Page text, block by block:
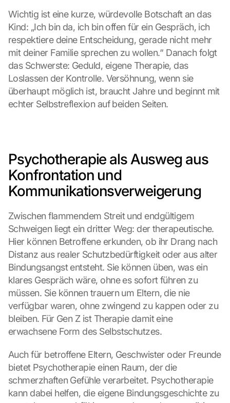
Wichtig ist eine kurze, würdevolle Botschaft an das
Kind: „Ich bin da, ich bin offen für ein Gespräch, ich
respektiere deine Entscheidung, gerade nicht mehr
mit deiner Familie sprechen zu wollen.“ Danach folgt
das Schwerste: Geduld, eigene Therapie, das
Loslassen der Kontrolle. Versöhnung, wenn sie
überhaupt möglich ist, braucht Jahre und beginnt mit
echter Selbstreflexion auf beiden Seiten.
Psychotherapie als Ausweg aus
Konfrontation und
Kommunikationsverweigerung
Zwischen flammendem Streit und endgültigem
Schweigen liegt ein dritter Weg: der therapeutische.
Hier können Betroffene erkunden, ob ihr Drang nach
Distanz aus realer Schutzbedürftigkeit oder aus alter
Bindungsangst entsteht. Sie können üben, was ein
klares Gespräch wäre, ohne es sofort führen zu
müssen. Sie können trauern um Eltern, die nie
verfügbar waren, ohne zwingend zu kappen oder zu
bleiben. Für Gen Z ist Therapie damit eine
erwachsene Form des Selbstschutzes.
Auch für betroffene Eltern, Geschwister oder Freunde
bietet Psychotherapie einen Raum, der die
schmerzhaften Gefühle verarbeitet. Psychotherapie
kann dabei helfen, die eigene Bindungsgeschichte zu
B
y
c
l
c
k
i
n
h
s
p
t
e
c
t
i
n
s
c
r
e
n
y
o
u